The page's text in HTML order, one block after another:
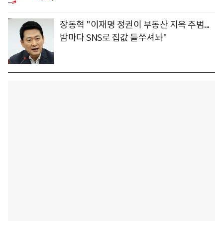
장동혁 "이재명 정권이 부동산 지옥 주범...
밤마다 SNS로 집값 들쑤셔놔"